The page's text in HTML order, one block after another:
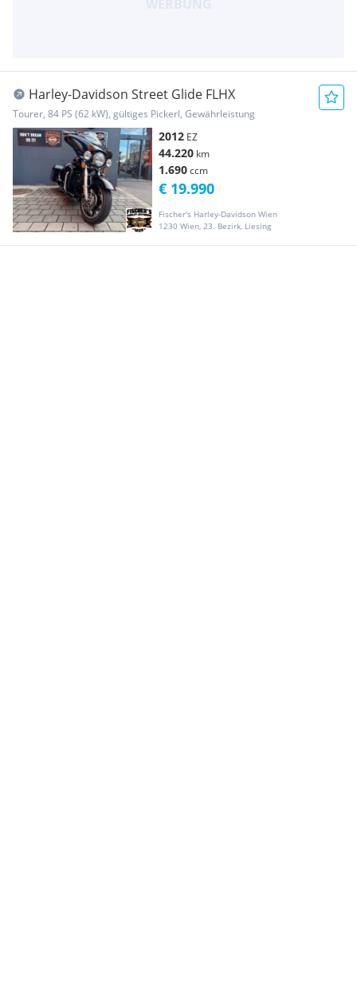
Harley-Davidson Street Glide FLHX
Tourer, 84 PS (62 kW), gültiges Pickerl, Gewährleistung
2012 EZ
44.220 km
1.690ccm
Fischer's Harley-Davidson Wien
1230 Wien, 23. Bezirk, Liesing
€ 19.990